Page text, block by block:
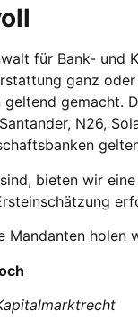
für Bank-
ganz
gemacht.
N26,
bieten wir
Mandanten holen